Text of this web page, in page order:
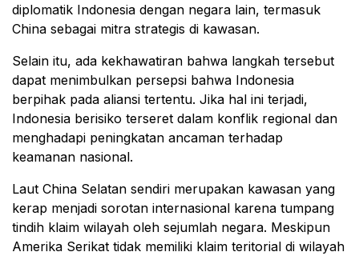
diplomatik Indonesia dengan negara lain, termasuk
China sebagai mitra strategis di kawasan.
Selain itu, ada kekhawatiran bahwa langkah tersebut
dapat menimbulkan persepsi bahwa Indonesia
berpihak pada aliansi tertentu. Jika hal ini terjadi,
Indonesia berisiko terseret dalam konflik regional dan
menghadapi peningkatan ancaman terhadap
keamanan nasional.
Laut China Selatan sendiri merupakan kawasan yang
kerap menjadi sorotan internasional karena tumpang
tindih klaim wilayah oleh sejumlah negara. Meskipun
Amerika Serikat tidak memiliki klaim teritorial di wilayah